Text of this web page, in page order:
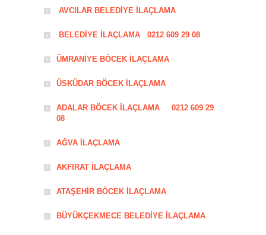
AVCILAR BELEDİYE İLAÇLAMA
BELEDİYE İLAÇLAMA 0212 609 29 08
ÜMRANİYE BÖCEK İLAÇLAMA
ÜSKÜDAR BÖCEK İLAÇLAMA
ADALAR BÖCEK İLAÇLAMA 0212 609 29
08
AĞVA İLAÇLAMA
AKFIRAT İLAÇLAMA
ATAŞEHİR BÖCEK İLAÇLAMA
BÜYÜKÇEKMECE BELEDİYE İLAÇLAMA